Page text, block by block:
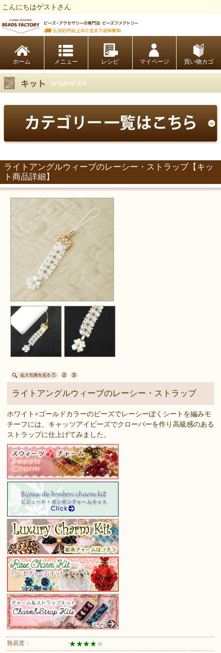
こんにちはゲストさん
ホーム レシピ マイページ 買い物カゴ
ライトアングルウィーブのレーシー・ストラップ【キッ
ト商品詳細】
ライトアングルウィーブのレーシー・ストラップ
ホワイト×ゴールドカラーのビーズでレーシーぽくシートを編みモ
チーフには、キャッツアイビーズでクローバーを作り高級感のある
ストラップに仕上げてみました。
難易度： ★★★★ ★